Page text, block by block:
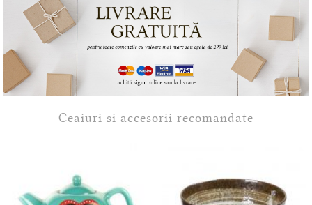
Ceaiuri si accesorii recomandate